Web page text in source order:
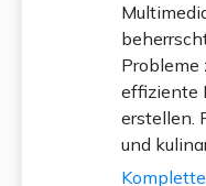
Probleme
effiziente
erstellen.
und